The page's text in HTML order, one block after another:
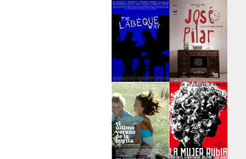
>Relatos Salvajes
>Con la pata
quebrada
>The Labèque Way >José y Pilar